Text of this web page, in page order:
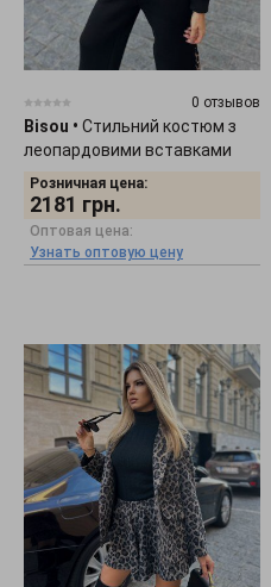
0 отзывов
Bisou • Стильний костюм з
леопардовими вставками
6057
Розничная цена:
2181 грн.
Оптовая цена:
Узнать оптовую цену